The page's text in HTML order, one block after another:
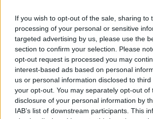
If you wish to opt-out of the sale, sharing to
processing of your personal or sensitive
targeted advertising by us, please use the
section to confirm your selection. Please
opt-out request is processed you may
interest-based ads based on personal
us or personal information disclosed to
your opt-out. You may separately opt-out of
disclosure of your personal information by
IAB’s list of downstream participants. This
υποβάλει αίτηση χορήγησης
ασφαλισμένων κατοικιών;
Η είσοδος των φυσικών
ψηφιακή πύλη
προσωπικούς κωδικούς
λήπτης ασφάλισης είναι
στην πλατφόρμα εισέρχεται ο
εκπρόσωπος με τους